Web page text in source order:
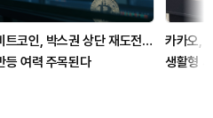
트코인, 박스권 상단 재도전…
등 여력 주목된다
카카오,
생활형